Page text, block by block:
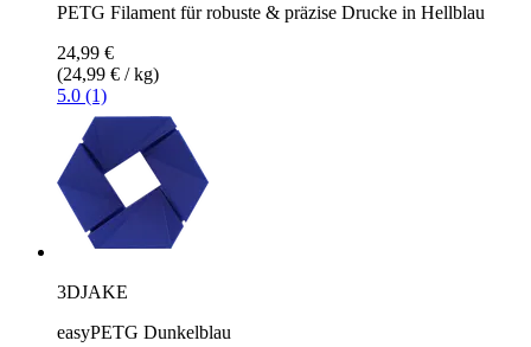
PETG Filament für robuste & präzise Drucke in Hellblau
24,99 €
(24,99 € / kg)
5.0 (1)
3DJAKE
easyPETG Dunkelblau